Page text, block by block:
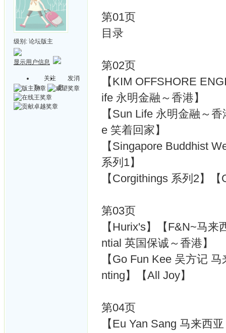
级别: 论坛版主
显示用户信息
关注
Ta
发消
息
第01页
目录
第02页
【KIM OFFSHORE
ife 永明金融～香港】
【Sun Life 永明金融～
e 笑着回家】
【Singapore Buddhist
系列1】
【Corgithings 系列2】
第03页
【Hurix's】【F&N~马
ntial 英国保诚～香港】
【Go Fun Kee 吴方记
nting】【All Joy】
第04页
【Eu Yan Sang 马来西